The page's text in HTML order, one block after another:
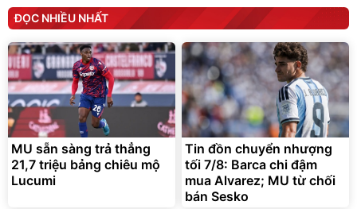
ĐỌC NHIỀU NHẤT
MU sẵn sàng trả thẳng
21,7 triệu bảng chiêu mộ
Lucumi
Tin đồn chuyển nhượng
tối 7/8: Barca chi đậm
mua Alvarez; MU từ chối
bán Sesko